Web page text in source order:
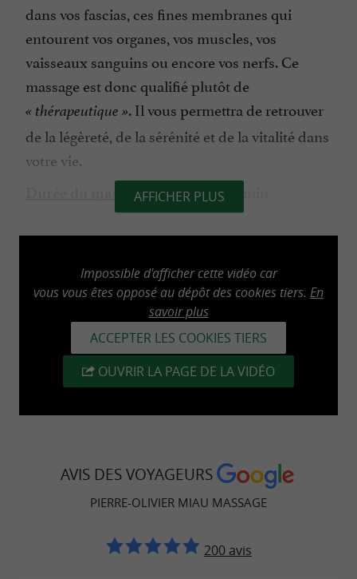
dans vos fascias, ces fines membranes qui
entourent vos organes, vos muscles, vos
vaisseaux sanguins ou encore vos nerfs. Ce
massage est donc qualifié plutôt de
« thérapeutique ». Il vous permettra de retrouver
de la légèreté, de la sérénité et de la vitalité dans
votre vie.
Durée du massage: 60 min ou 90 min
ZOOM sur les fascias
Que sont les fascias ? Il s'agit d'un organe à part
entière. Ils constituent une membrane qui
entoure et relie toutes les structures de votre
corps. Ils ressemblent à une vaste toile
tissu conjonctif, riche en collagène et en eau. Au
fil du temps, vos fascias vont se rigidifier suite à
émotionnels. Ces crispations tissulaires vont
AFFICHER PLUS
Impossible d'afficher cette vidéo car
vous vous êtes opposé au dépôt des cookies tiers. En
savoir plus
ACCEPTER LES COOKIES TIERS
OUVRIR LA PAGE DE LA VIDÉO
AVIS DES VOYAGEURS
PIERRE-OLIVIER MIAU MASSAGE
200 avis